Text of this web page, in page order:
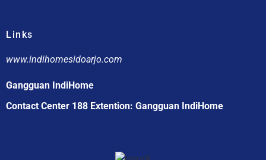
Links
www.indihomesidoarjo.com
Gangguan IndiHome
Contact Center 188 Extention: Gangguan IndiHome